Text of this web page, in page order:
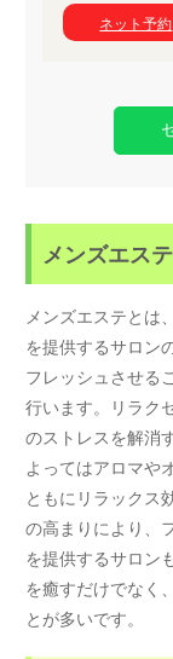
ネット予約
メンズエス
メンズエステとは
を提供するサロン
フレッシュさせる
行います。リラク
のストレスを解消
よってはアロマや
ともにリラックス
の高まりにより、
を提供するサロン
を癒すだけでなく
とが多いです。